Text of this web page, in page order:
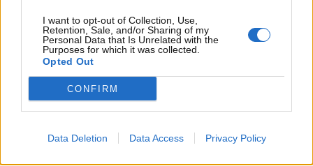
I want to opt-out of Collection, Use,
Retention, Sale, and/or Sharing of my
Personal Data that Is Unrelated with the
Purposes for which it was collected.
Opted Out
CONFIRM
Data Deletion Data Access Privacy Policy
Le promo FIAT sulle auto ibride (FIAT) –
www.MotoriNews24.com